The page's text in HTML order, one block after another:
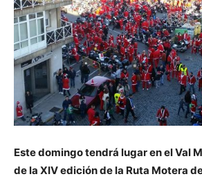
Este domingo tendrá lugar en el Val
de la XIV edición de la Ruta Motera